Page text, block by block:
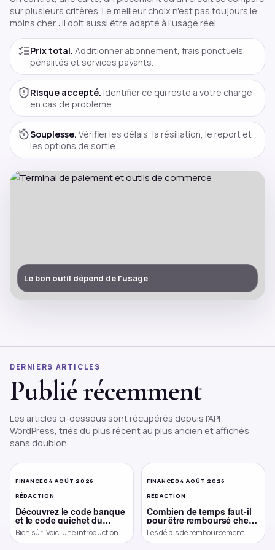
sur plusieurs critères. Le meilleur choix n'est pas toujours le
moins cher : il doit aussi être adapté à l'usage réel.
Prix total. Additionner abonnement, frais ponctuels,
pénalités et services payants.
Risque accepté. Identifier ce qui reste à votre charge
en cas de problème.
Souplesse. Vérifier les délais, la résiliation, le report et
les options de sortie.
Le bon outil dépend de l'usage
DERNIERS ARTICLES
Publié récemment
Les articles ci-dessous sont récupérés depuis l'API
WordPress, triés du plus récent au plus ancien et affichés
sans doublon.
FINANCE04 AOÛT 2026
RÉDACTION
Découvrez le code banque
et le code guichet du
Crédit Mutuel pour gérer
vos opérations en toute
simplicité
Bien sûr! Voici une introduction
généraliste sur le sujet “code
FINANCE04 AOÛT 2026
RÉDACTION
Combien de temps faut-il
pour être remboursé chez
Leroy Merlin ?
Les délais de remboursement
chez Leroy Merlin Leroy Merlin est